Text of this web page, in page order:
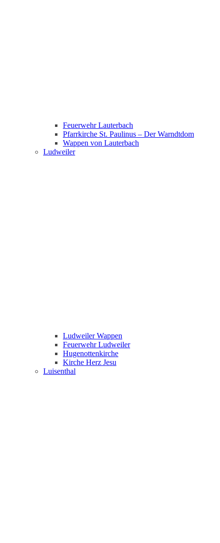
Feuerwehr Lauterbach
Pfarrkirche St. Paulinus – Der Warndtdom
Wappen von Lauterbach
Ludweiler
Ludweiler Wappen
Feuerwehr Ludweiler
Hugenottenkirche
Kirche Herz Jesu
Luisenthal